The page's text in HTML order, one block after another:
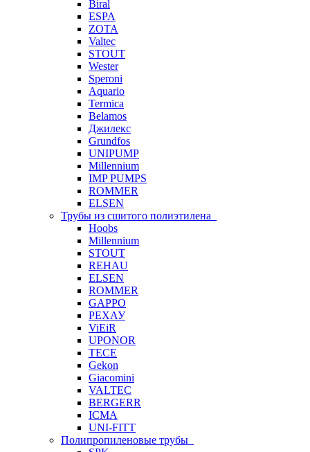
Biral
ESPA
ZOTA
Valtec
STOUT
Wester
Speroni
Aquario
Termica
Belamos
Джилекс
Grundfos
UNIPUMP
Millennium
IMP PUMPS
ROMMER
ELSEN
Трубы из сшитого полиэтилена
Hoobs
Millennium
STOUT
REHAU
ELSEN
ROMMER
GAPPO
РЕХАУ
ViEiR
UPONOR
TECE
Gekon
Giacomini
VALTEC
BERGERR
ICMA
UNI-FITT
Полипропиленовые трубы